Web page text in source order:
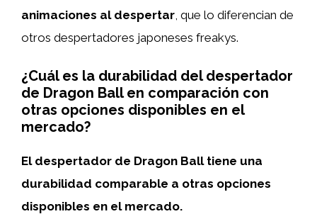
animaciones al despertar, que lo diferencian de
otros despertadores japoneses freakys.
¿Cuál es la durabilidad del despertador
de Dragon Ball en comparación con
otras opciones disponibles en el
mercado?
El despertador de Dragon Ball tiene una
durabilidad comparable a otras opciones
disponibles en el mercado.